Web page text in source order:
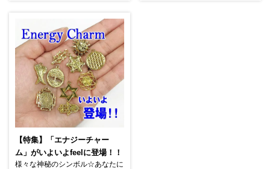
【特集】「エナジーチャー
ム」がいよいよfeelに登場！！
様々な神秘のシンボル☆あなたに